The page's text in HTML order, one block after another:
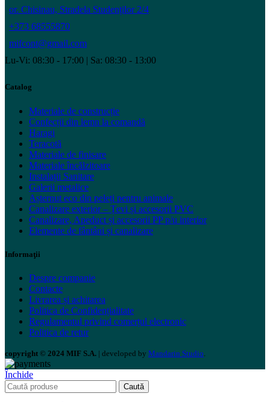
or. Chisinau, Stradela Studenților 2/4
+373 68555870
mifcont@gmail.com
Lu-Vi: 08:30 - 17:00 | Sa: 08:30 - 13:00
Catalog
Materiale de construcție
Confecții din lemn la comandă
Haragi
Teracotă
Materiale de finisare
Materiale încălzitoare
Instalații Sanitare
Galerii metalice
Așternut eco din peleți pentru animale
Canalizare exterior – Țevi și accesorii PVC
Canalizare, Apeduct și accesorii PP p/u interior
Elemente de fântâni și canalizare
Informaţii
Despre companie
Contacte
Livrarea și achitarea
Politica de Confidențialitate
Regulamentul privind comerțul electronic
Politica de retur
copyright © 2024 MIF S.A. | developed by Mandarin Studio.
Închide
Caută